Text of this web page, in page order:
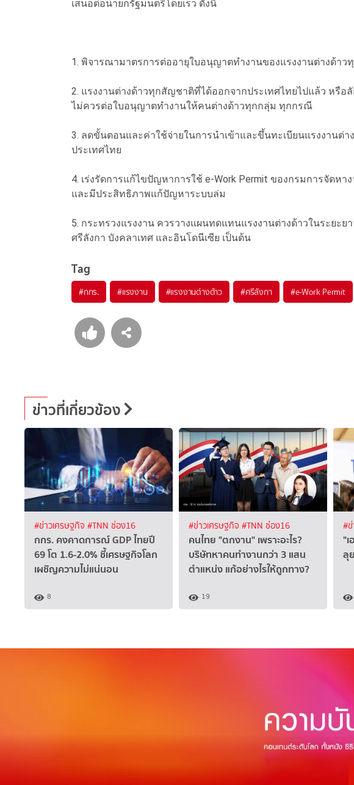
เสนอต่อนายกรัฐมนตรีโดยเร็ว ดังนี้
1. พิจารณามาตรการต่ออายุใบอนุญาตทำงานของแรงงานต่างด้าว
2. แรงงานต่างด้าวทุกสัญชาติที่ได้ออกจากประเทศไทยไปแล้ว หรือ
ไม่ควรต่อใบอนุญาตทำงานให้คนต่างด้าวทุกกลุ่ม ทุกกรณี
3. ลดขั้นตอนและค่าใช้จ่ายในการนำเข้าและขึ้นทะเบียนแรงงานต่
ประเทศไทย
4. เร่งรัดการแก้ไขปัญหาการใช้ e-Work Permit ของกรมการจัดห
และมีประสิทธิภาพแก้ปัญหาระบบล่ม
5. กระทรวงแรงงาน ควรวางแผนทดแทนแรงงานต่างด้าวในระยะย
ศรีลังกา บังคลาเทศ และอินโดนีเซีย เป็นต้น
Tag
#กกร. #แรงงาน #แรงงานต่างด้าว #ศรีลังกา #e-Work Permit
ข่าวที่เกี่ยวข้อง
#ข่าวเศรษฐกิจ #TNN ช่อง16
กกร. คงคาดการณ์ GDP ไทยปี
69 โต 1.6-2.0% ชี้เศรษฐกิจโลก
เผชิญความไม่แน่นอน
8
#ข่าวเศรษฐกิจ #TNN ช่อง16
คนไทย "ตกงาน" เพราะอะไร?
บริษัทหาคนทำงานกว่า 3 แสน
ตำแหน่ง แก้อย่างไรให้ถูกทาง?
19
#
​"
ลุ